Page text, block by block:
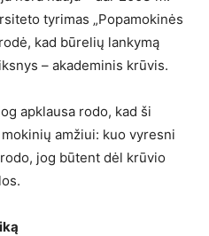
tyrimas „Popamokinės
kad būrelių lankymą
– akademinis krūvis.
apklausa rodo, kad ši
amžiui: kuo vyresni
jog būtent dėl krūvio